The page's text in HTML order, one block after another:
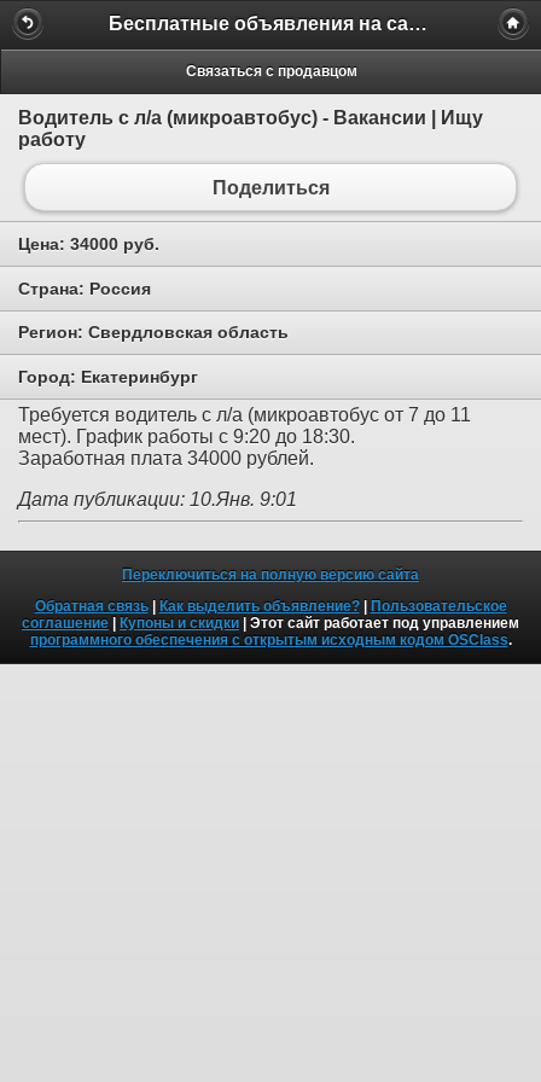
Бесплатные объявления на сайте MILAMO.ru
Связаться с продавцом
Водитель с л/а (микроавтобус) - Вакансии | Ищу
работу
Поделиться
Цена: 34000 руб.
Страна: Россия
Регион: Свердловская область
Город: Екатеринбург
Требуется водитель с л/а (микроавтобус от 7 до 11
мест). График работы с 9:20 до 18:30.
Заработная плата 34000 рублей.
Дата публикации: 10.Янв. 9:01
Переключиться на полную версию сайта
Обратная связь| Как выделить объявление?| Пользовательское
соглашение | Купоны и скидки | Этот сайт работает под управлением
программного обеспечения с открытым исходным кодом OSClass.